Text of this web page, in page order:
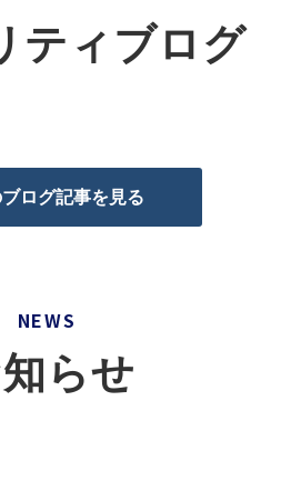
ティブログ
ログ記事を見る
NEWS
らせ